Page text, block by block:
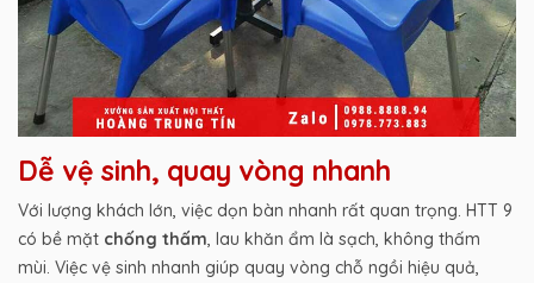
Dễ vệ sinh, quay vòng nhanh
Với lượng khách lớn, việc dọn bàn nhanh rất quan trọng. HTT 9
có bề mặt chống thấm , lau khăn ẩm là sạch, không thấm
mùi. Việc vệ sinh nhanh giúp quay vòng chỗ ngồi hiệu quả,